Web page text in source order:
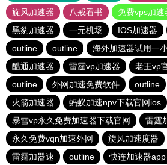
旋风加速器
八戒看书
免费vps加速
黑豹加速器
一元机场 IOS加速器
outline
outline 海外加速器试用一
酷通加速器
雷霆vp加速器 老王vp
outline
外网加速免费软件 outline
火箭加速器
蚂蚁加速npv下载官网ios
暴雪vp永久免费加速器下载官网
雷霆
永久免费vqn加速外网
旋风加速度器
雷霆加器速
outline 快连加速器app